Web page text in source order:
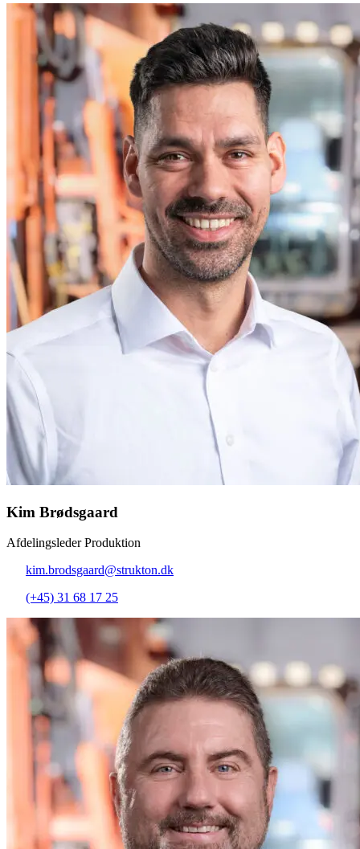
Kim Brødsgaard
Afdelingsleder Produktion
kim.brodsgaard@strukton.dk
(+45) 31 68 17 25